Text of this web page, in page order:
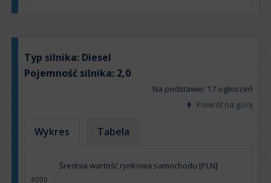
Typ silnika: Diesel
Pojemność silnika: 2,0
Na podstawie: 17 ogłoszeń
Powrót na górę
Wykres Tabela
Średnia wartość rynkowa samochodu [PLN]